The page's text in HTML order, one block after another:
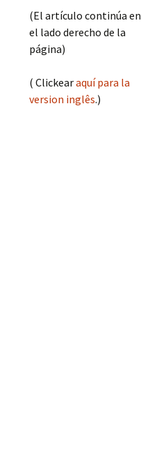
(El artículo continúa en
el lado derecho de la
página)
( Clickearaquí para la
version inglês.)